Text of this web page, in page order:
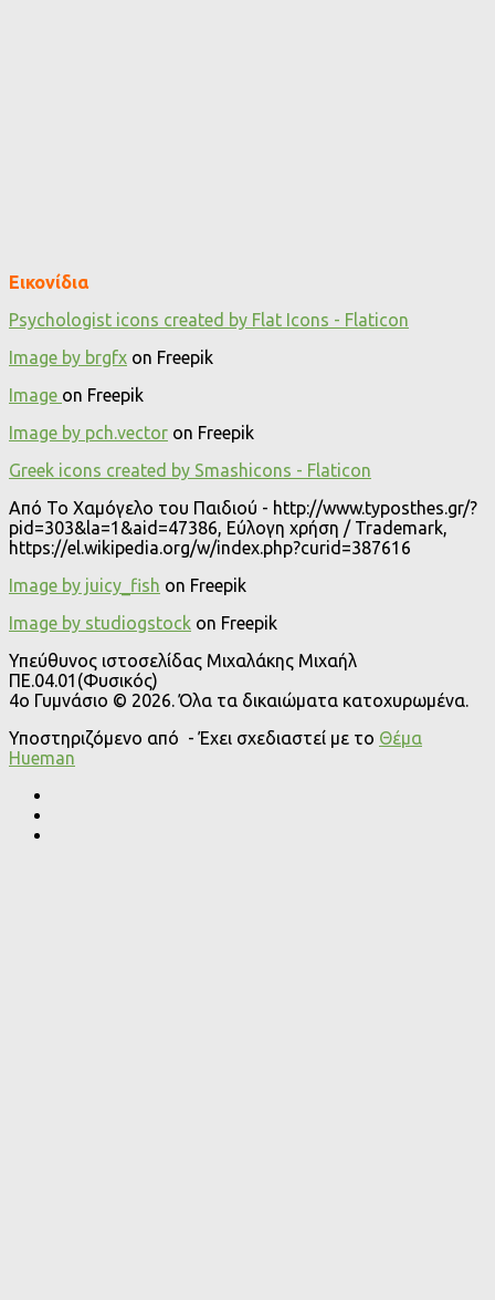
Εικονίδια
Psychologist icons created by Flat Icons - Flaticon
Image by brgfx on Freepik
Image on Freepik
Image by pch.vector on Freepik
Greek icons created by Smashicons - Flaticon
Από Το Χαμόγελο του Παιδιού - http://www.typosthes.gr/?
pid=303&la=1&aid=47386, Εύλογη χρήση / Trademark,
https://el.wikipedia.org/w/index.php?curid=387616
Image by juicy_fish on Freepik
Image by studiogstock on Freepik
Υπεύθυνος ιστοσελίδας Μιχαλάκης Μιχαήλ
ΠΕ.04.01(Φυσικός)
4o Γυμνάσιο © 2026. Όλα τα δικαιώματα κατοχυρωμένα.
Υποστηριζόμενο από - Έχει σχεδιαστεί με το Θέμα
Ηueman